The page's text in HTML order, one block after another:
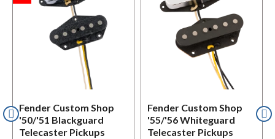
Fender Custom Shop
'50/'51 Blackguard
Telecaster Pickups
Fender Custom Shop
'55/'56 Whiteguard
Telecaster Pickups